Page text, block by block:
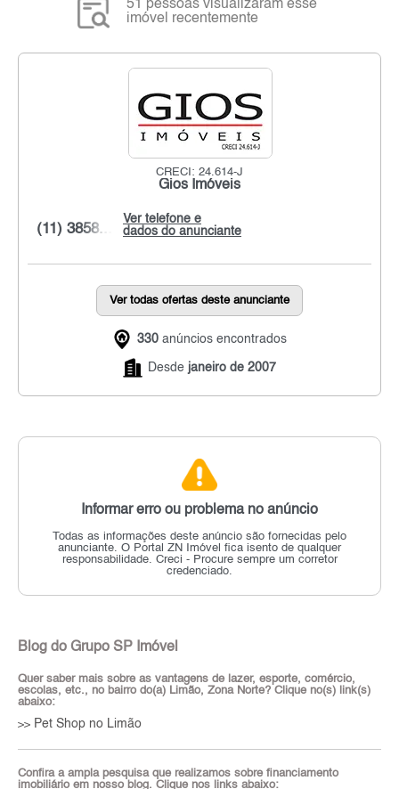
51 pessoas visualizaram esse
imóvel recentemente
CRECI: 24.614-J
Gios Imóveis
Ver telefone e
dados do anunciante
(11) 3858...
Ver todas ofertas deste anunciante
330 anúncios encontrados
Desde janeiro de 2007
Informar erro ou problema no anúncio
Todas as informações deste anúncio são fornecidas pelo
anunciante. O Portal ZN Imóvel fica isento de qualquer
responsabilidade. Creci - Procure sempre um corretor
credenciado.
Blog do Grupo SP Imóvel
Quer saber mais sobre as vantagens de lazer, esporte, comércio,
escolas, etc., no bairro do(a) Limão, Zona Norte? Clique no(s) link(s)
abaixo:
>> Pet Shop no Limão
Confira a ampla pesquisa que realizamos sobre financiamento
imobiliário em nosso blog. Clique nos links abaixo: